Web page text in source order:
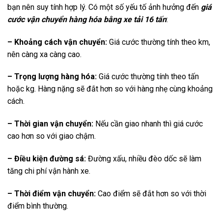
bạn nên suy tính hợp lý. Có một số yếu tố ảnh hưởng đến giá
cước vận chuyển hàng hóa bằng xe tải 16 tấn:
– Khoảng cách vận chuyển: Giá cước thường tính theo km,
nên càng xa càng cao.
– Trọng lượng hàng hóa: Giá cước thường tính theo tấn
hoặc kg. Hàng nặng sẽ đắt hơn so với hàng nhẹ cùng khoảng
cách.
– Thời gian vận chuyển: Nếu cần giao nhanh thì giá cước
cao hơn so với giao chậm.
– Điều kiện đường sá: Đường xấu, nhiều đèo dốc sẽ làm
tăng chi phí vận hành xe.
– Thời điểm vận chuyển: Cao điểm sẽ đắt hơn so với thời
điểm bình thường.